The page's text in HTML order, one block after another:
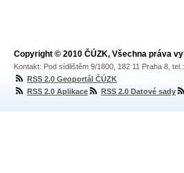
Copyright © 2010 ČÚZK, Všechna práva
Kontakt: Pod sídlištěm 9/1800, 182 11 Praha 8,
RSS 2.0 Geoportál ČÚZK
RSS 2.0 Aplikace
RSS 2.0 Datové sady